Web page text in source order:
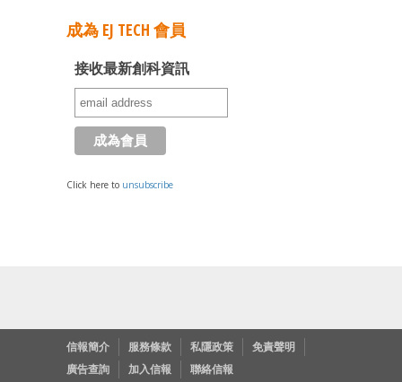
成為 EJ TECH 會員
接收最新創科資訊
Click here to unsubscribe
信報簡介 服務條款 私隱政策
免責聲明
廣告查詢
加入信報 聯絡信報